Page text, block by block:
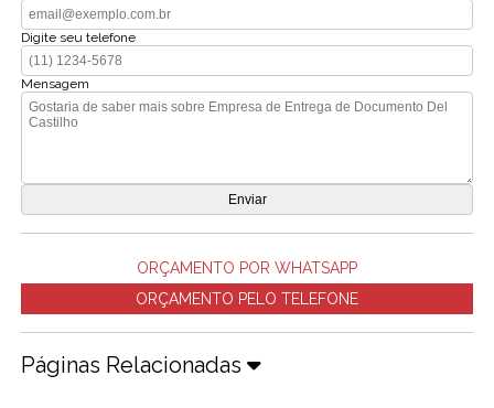
Digite seu telefone
Mensagem
ORÇAMENTO POR WHATSAPP
ORÇAMENTO PELO TELEFONE
Páginas Relacionadas